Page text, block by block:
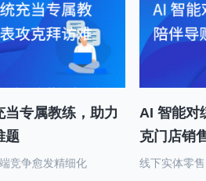
专属教练，助力
题
竞争愈发精细化
AI 智能对
克门店销
线下实体零